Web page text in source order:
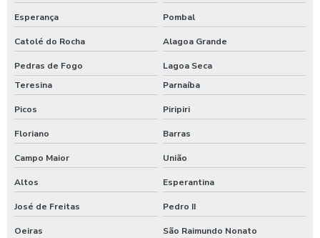
Esperança Pombal
Catolé do Rocha Alagoa Grande
Pedras de Fogo
Lagoa Seca
Teresina
Parnaíba
Picos Piripiri
Floriano Barras
Campo Maior União
Altos Esperantina
José de Freitas Pedro II
Oeiras São Raimundo Nonato